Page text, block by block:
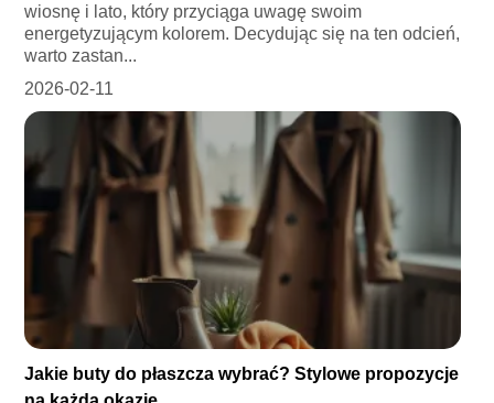
wiosnę i lato, który przyciąga uwagę swoim
energetyzującym kolorem. Decydując się na ten odcień,
warto zastan...
2026-02-11
Jakie buty do płaszcza wybrać? Stylowe propozycje